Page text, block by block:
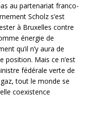
au partenariat franco-
Scholz s’est
à Bruxelles contre
énergie de
qu’il n’y aura de
Mais ce n’est
fédérale verte de
tout le monde se
coexistence